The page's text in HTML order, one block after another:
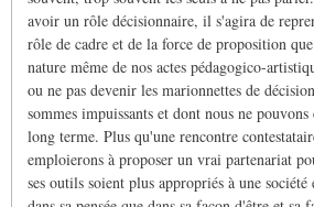
avoir un rôle décisionnaire, il s'agira de
rôle de cadre et de la force de proposition
nature même de nos actes pédagogico-
ou ne pas devenir les marionnettes de
sommes impuissants et dont nous ne
long terme. Plus qu'une rencontre
emploierons à proposer un vrai partenariat
ses outils soient plus appropriés à une